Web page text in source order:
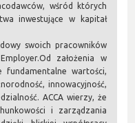
wśród których
inwestujące w kapitał
swoich pracowników
założenia w
fundamentalne wartości,
innowacyjność,
ACCA wierzy, że
i zarządzania